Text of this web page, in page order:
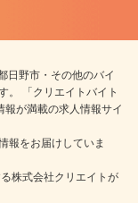
日野市・その他のバイ
。 「クリエイトバイト
が満載の求人情報サイ
報をお届けしていま
株式会社クリエイトが